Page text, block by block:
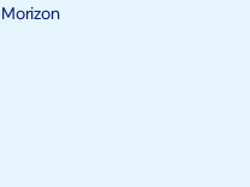
Morizon